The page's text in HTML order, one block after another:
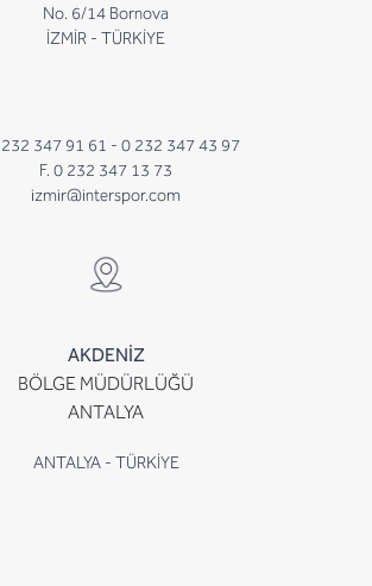
No. 6/14 Bornova
İZMİR - TÜRKİYE
232 347 91 61 - 0 232 347 43 97
F. 0 232 347 13 73
izmir@interspor.com
AKDENİZ
BÖLGE MÜDÜRLÜĞÜ
ANTALYA
ANTALYA - TÜRKİYE